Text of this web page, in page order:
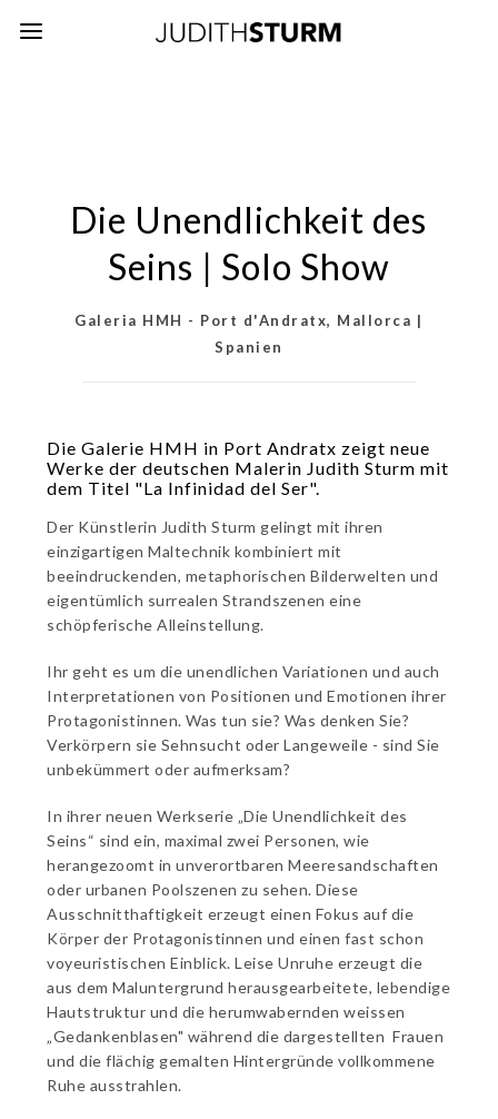
Die Unendlichkeit des
Seins | Solo Show
Galeria HMH - Port d'Andratx, Mallorca |
Spanien
Die Galerie HMH in Port Andratx zeigt neue
Werke der deutschen Malerin Judith Sturm mit
dem Titel "La Infinidad del Ser".
Der Künstlerin Judith Sturm gelingt mit ihren
einzigartigen Maltechnik kombiniert mit
beeindruckenden, metaphorischen Bilderwelten und
eigentümlich surrealen Strandszenen eine
schöpferische Alleinstellung.
Ihr geht es um die unendlichen Variationen und auch
Interpretationen von Positionen und Emotionen ihrer
Protagonistinnen. Was tun sie? Was denken Sie?
Verkörpern sie Sehnsucht oder Langeweile - sind Sie
unbekümmert oder aufmerksam?
In ihrer neuen Werkserie „Die Unendlichkeit des
Seins“ sind ein, maximal zwei Personen, wie
herangezoomt in unverortbaren Meeresandschaften
oder urbanen Poolszenen zu sehen. Diese
Ausschnitthaftigkeit erzeugt einen Fokus auf die
Körper der Protagonistinnen und einen fast schon
voyeuristischen Einblick.Leise Unruhe erzeugt die
aus dem Maluntergrund herausgearbeitete, lebendige
Hautstruktur und die herumwabernden weissen
„Gedankenblasen" während die dargestellten Frauen
und die flächig gemalten Hintergründe vollkommene
Ruhe ausstrahlen.